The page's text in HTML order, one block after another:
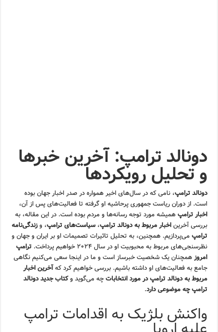
دونالد ترامپ: آخرین خبرها
و تحلیل رویکردها
دونالد ترامپ، نامی که در سال‌های اخیر همواره در صدر اخبار جهان بوده
است. از دوران ریاست جمهوری پرحاشیه او گرفته تا فعالیت‌های پس از آن،
اخبار ترامپهمیشه مورد توجه رسانه‌ها و مردم بوده است. در این مقاله، به
بررسی آخریناخبار مربوط به دونالد ترامپ،سیاست‌های ترامپ، وزندگی‌نامه
ترامپ می‌پردازیم. همچنین، به تحلیل تاثیرات تصمیمات او بر ایران و جهان و
نظرسنجی‌های مربوط به محبوبیت او در سال ۲۰۲۴ خواهیم پرداخت.
ترامپ
امروزهمچنان یک شخصیت خبرساز است و ما در اینجا سعی می‌کنیم نگاهی
جامع به فعالیت‌های او داشته باشیم. بررسی خواهیم کرد کهآخرین اخبار
مربوط به دونالد ترامپ در مورد انتخاباتچه می‌گوید وکتاب جدید دونالد
ترامپ چه موضوعی دارد.
واکنش بلژیک به اقدامات ترامپ